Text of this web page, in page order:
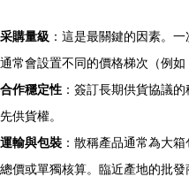
采購量級 ：這是最關鍵的因素。
通常會設置不同的價格梯次（例
合作穩定性 ：簽訂長期供貨協議
先供貨權。
運輸與包裝 ：散稱產品通常為大
總價或單獨核算。臨近產地的批發